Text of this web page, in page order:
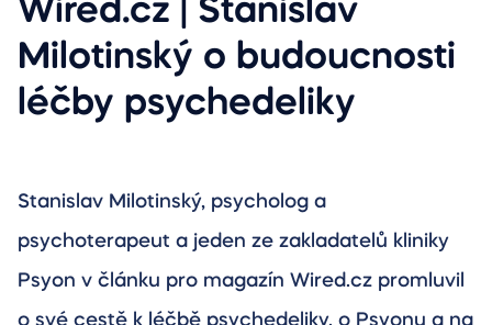
Wired.cz | Stanislav
Milotinský o budoucnosti
léčby psychedeliky
Stanislav Milotinský, psycholog a
psychoterapeut a jeden ze zakladatelů kliniky
Psyon v článku pro magazín Wired.cz promluvil
o své cestě k léčbě psychedeliky, o Psyonu a na